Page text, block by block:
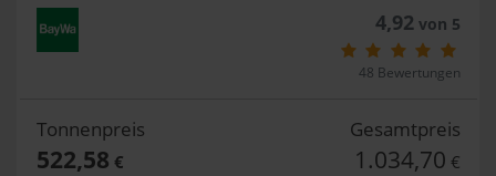
4,92von 5
48 Bewertungen
Tonnenpreis
522,58 €
Gesamtpreis
1.034,70 €